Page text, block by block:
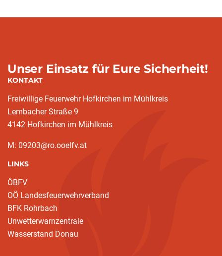
Unser Einsatz für Eure Sicherheit!
KONTAKT
Freiwillige Feuerwehr Hofkirchen im Mühlkreis
Lembacher Straße 9
4142 Hofkirchen im Mühlkreis
M: 09203@ro.ooelfv.at
LINKS
ÖBFV
OÖ Landesfeuerwehrverband
BFK Rohrbach
Unwetterwarnzentrale
Wasserstand Donau